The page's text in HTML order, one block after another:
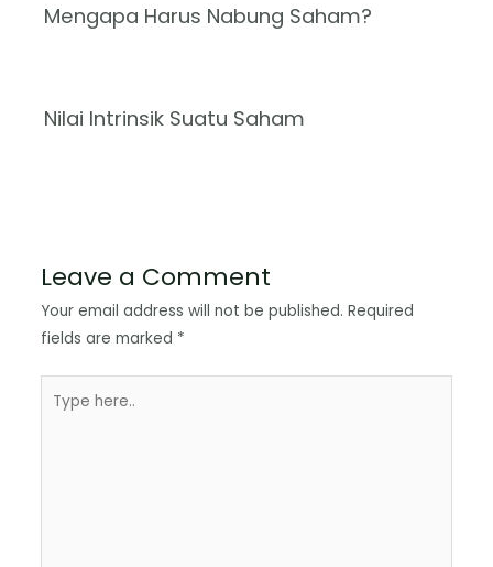
Mengapa Harus Nabung Saham?
Nilai Intrinsik Suatu Saham
Leave a Comment
Your email address will not be published. Required
fields are marked *